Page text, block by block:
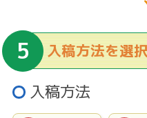
入稿方法を選
入稿方法